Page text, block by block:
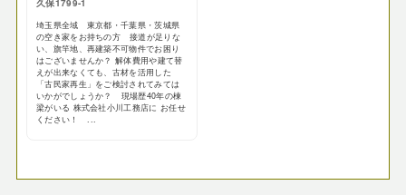
久保1799-1
埼玉県全域 東京都・千葉県・茨城県
の空き家をお持ちの方 接道が足りな
い、旗竿地、再建築不可物件でお困り
はございませんか？ 解体費用や建て替
えが出来なくても、古材を活用した
「古民家再生」をご検討されてみては
いかがでしょうか？ 現場歴40年の棟
梁がいる 株式会社小川工務店に お任せ
ください！ ...